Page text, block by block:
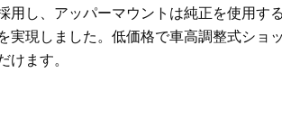
用し、アッパーマウントは純正を使用す
実現しました。低価格で車高調整式ショ
けます。